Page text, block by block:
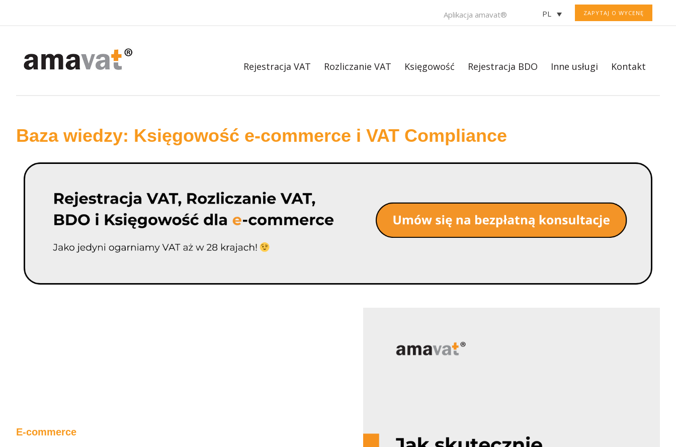
ZAPYTAJ O WYCENĘ
PL
Aplikacja amavat®
Rejestracja VAT Rozliczanie VAT Księgowość Rejestracja BDO Inne usługi Kontakt
Baza wiedzy: Księgowość e-commerce i VAT Compliance
E-commerce